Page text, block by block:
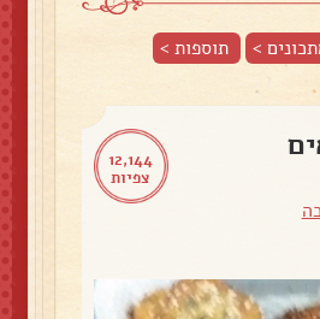
> תוספות>
12,144
צפיות